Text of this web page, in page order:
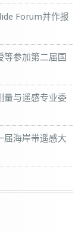
Forum并作报
等参加第二届国
量与遥感专业委
届海岸带遥感大